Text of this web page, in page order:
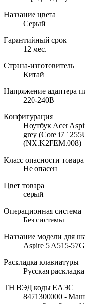
Название цвета
Серый
Гарантийный срок
12 мес.
Страна-изготовитель
Китай
Напряжение адаптера
220-240В
Конфигурация
Ноутбук Acer
grey (Core i7
(NX.K2FEM.008)
Класс опасности товара
Не опасен
Цвет товара
серый
Операционная система
Без системы
Название модели для
Aspire 5 A515-
Раскладка клавиатуры
Русская раскладка
ТН ВЭД коды ЕАЭС
8471300000 -